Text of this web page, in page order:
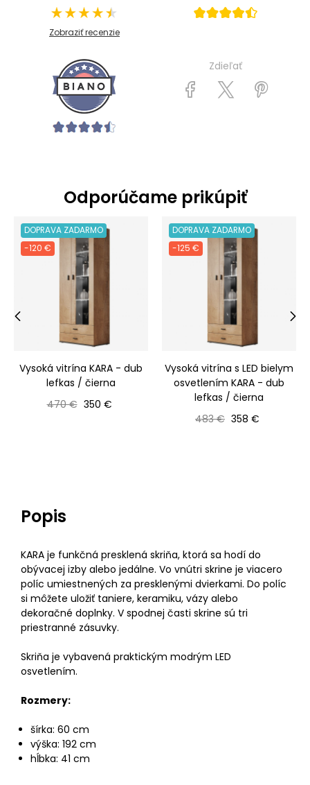
Zobraziť recenzie
Zdieľať
Odporúčame prikúpiť
DOPRAVA ZADARMO
-120 €
Vysoká vitrína KARA - dub
lefkas / čierna
Bežná cena
470 € Cena
350 €
DOPRAVA ZADARMO
-125 €
Vysoká vitrína s LED bielym
osvetlením KARA - dub
lefkas / čierna
Bežná cena
483 € Cena
358 €
Popis
KARA je funkčná presklená skriňa, ktorá sa hodí do
obývacej izby alebo jedálne. Vo vnútri skrine je viacero
políc umiestnených za presklenými dvierkami. Do políc
si môžete uložiť taniere, keramiku, vázy alebo
dekoračné doplnky. V spodnej časti skrine sú tri
priestranné zásuvky.
Skriňa je vybavená praktickým modrým LED
osvetlením.
Rozmery:
šírka: 60 cm
výška: 192 cm
hĺbka: 41 cm